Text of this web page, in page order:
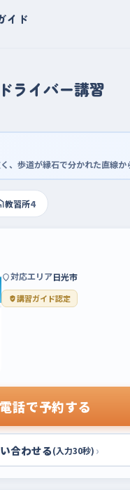
イド
ライバー講習
、歩道が縁石で分かれた直線か
教習所4
対応エリア日光市
講習ガイド認定
電話で予約する
合わせる(入力30秒) ›